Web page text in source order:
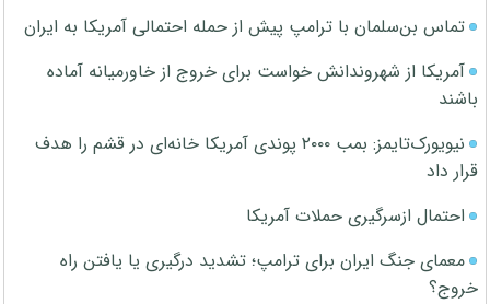
تماس بن‌سلمان با ترامپ پیش از حمله احتمالی آمریکا به ایران
آمریکا از شهروندانش خواست برای خروج از خاورمیانه آماده
باشند
نیویورک‌تایمز: بمب ۲۰۰۰ پوندی آمریکا خانه‌ای در قشم را هدف
قرار داد
احتمال ازسرگیری حملات آمریکا
معمای جنگ ایران برای ترامپ؛ تشدید درگیری یا یافتن راه
خروج؟